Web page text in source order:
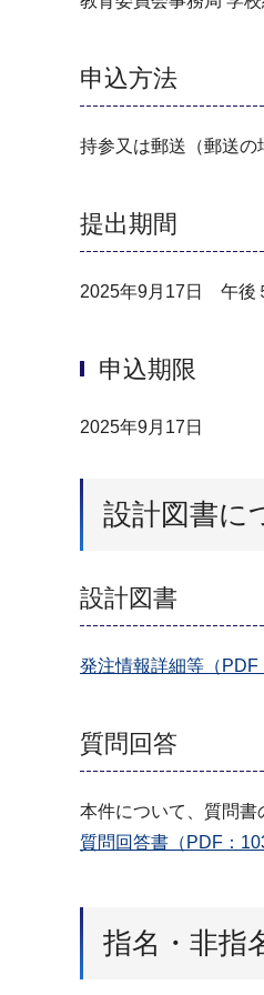
申込方法
持参又は郵送（郵送の
提出期間
2025年9月17日 午後
申込期限
2025年9月17日
設計図書に
設計図書
発注情報詳細等（PDF
質問回答
本件について、質問書
質問回答書（PDF：
指名・非指